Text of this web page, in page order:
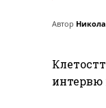
Автор
интервю